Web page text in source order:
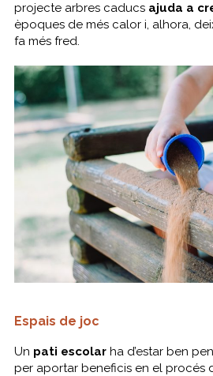
projecte arbres caducs ajuda a
èpoques de més calor i, alhora,
fa més fred.
Espais de joc
Un pati escolar ha d’estar ben
per aportar beneficis en el procés